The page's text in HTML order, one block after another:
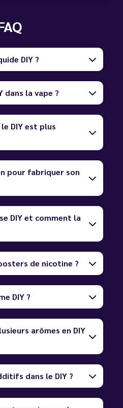
DIY ?
dans la vape ?
DIY est plus
pour fabriquer son
DIY et comment la
de nicotine ?
DIY ?
arômes en DIY
dans le DIY ?